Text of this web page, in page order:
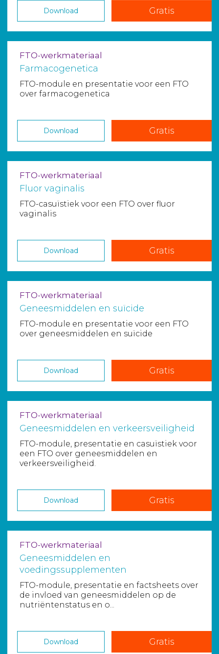
Download Gratis
FTO-werkmateriaal
Farmacogenetica
FTO-module en presentatie voor een FTO
over farmacogenetica
Download Gratis
FTO-werkmateriaal
Fluor vaginalis
FTO-casuïstiek voor een FTO over fluor
vaginalis
Download Gratis
FTO-werkmateriaal
Geneesmiddelen en suïcide
FTO-module en presentatie voor een FTO
over geneesmiddelen en suïcide
Download Gratis
FTO-werkmateriaal
Geneesmiddelen en verkeersveiligheid
FTO-module, presentatie en casuïstiek voor
een FTO over geneesmiddelen en
verkeersveiligheid.
Download Gratis
FTO-werkmateriaal
Geneesmiddelen en
voedingssupplementen
FTO-module, presentatie en factsheets over
de invloed van geneesmiddelen op de
nutriëntenstatus en o...
Download Gratis